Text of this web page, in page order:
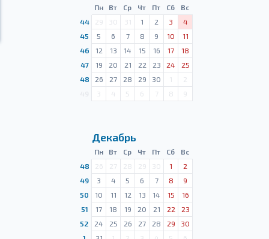
Пн Вт Ср Чт Пт Сб
Вс
44
29 30 31 1 2 3
4
45
5 6 7 8 9 10
11
46
12 13 14 15 16 17
18
47
19 20 21 22 23 24
25
48
26 27 28 29 30 1
2
3 4 5 6 7 8 9
Декабрь
Пн Вт Ср Чт Пт Сб
Вс
48
26 27 28 29 30 1
2
49
3 4 5 6 7 8
9
50
10 11 12 13 14 15
16
51
17 18 19 20 21 22
23
52
24 25 26 27 28 29
30